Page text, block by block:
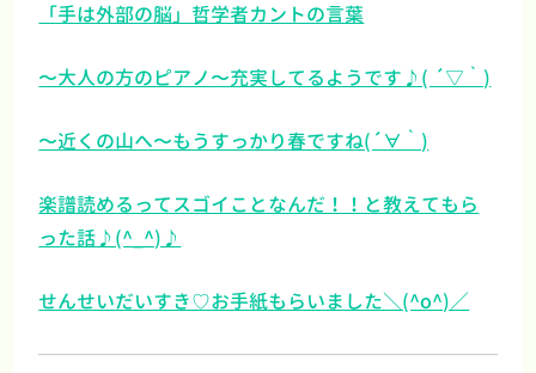
「手は外部の脳」哲学者カントの言葉
〜大人の方のピアノ〜充実してるようです♪( ´▽｀)
〜近くの山へ〜もうすっかり春ですね(´∀｀)
楽譜読めるってスゴイことなんだ！！と教えてもら
った話♪(^_^)♪
せんせいだいすき♡お手紙もらいました＼(^o^)／